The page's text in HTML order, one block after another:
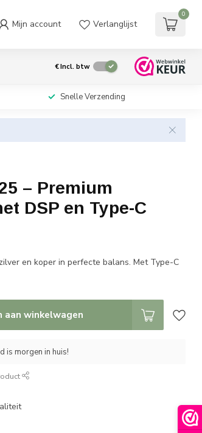
Mijn account Verlanglijst
0
€Incl. btw
Snelle Verzending
– Premium
DSP en Type-C
en koper in perfecte balans. Met Type-C
aan winkelwagen
is morgen in huis!